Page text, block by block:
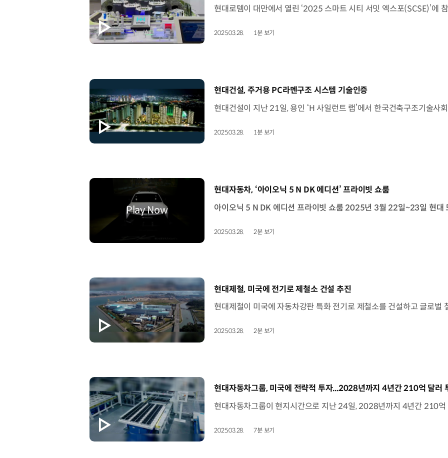
2025.03.28. 1분 보기
[동영상]
현대건설, 주거용 PC라멘구조 시스템 기술인증
2025.03.28. 1분 보기
[동영상]
현대자동차, ‘아이오닉 5 N DK 에디션’ 프라이빗 쇼룸
2025.03.28. 2분 보기
[동영상]
현대제철, 미국에 전기로 제철소 건설 추진
2025.03.28. 2분 보기
[동영상]
현대자동차그룹, 미국에 전략적 투자...2028년까지 4년간 210억 달러
2025.03.28. 7분 보기